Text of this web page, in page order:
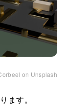
on Unsplash
ます。